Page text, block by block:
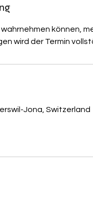
können,
wird der Termin
Jona, Switzerland